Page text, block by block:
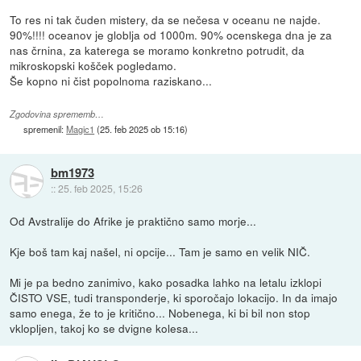
To res ni tak čuden mistery, da se nečesa v oceanu ne najde.
90%!!!! oceanov je globlja od 1000m. 90% ocenskega dna je za
nas črnina, za katerega se moramo konkretno potrudit, da
mikroskopski košček pogledamo.
Še kopno ni čist popolnoma raziskano...
Zgodovina sprememb…
spremenil:Magic1 (25. feb 2025 ob 15:16)
bm1973
::25. feb 2025, 15:26
Od Avstralije do Afrike je praktično samo morje...
Kje boš tam kaj našel, ni opcije... Tam je samo en velik NIČ.
Mi je pa bedno zanimivo, kako posadka lahko na letalu izklopi
ČISTO VSE, tudi transponderje, ki sporočajo lokacijo. In da imajo
samo enega, že to je kritično... Nobenega, ki bi bil non stop
vklopljen, takoj ko se dvigne kolesa...